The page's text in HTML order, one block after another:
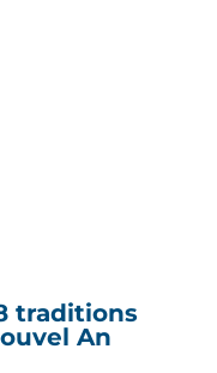
traditions
An